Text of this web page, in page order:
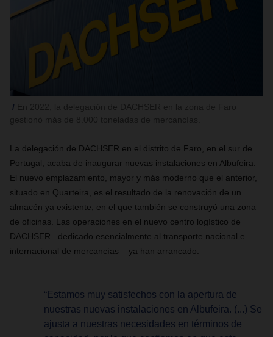
La delegación de DACHSER en el distrito de Faro, en el sur de
Portugal, acaba de inaugurar nuevas instalaciones en Albufeira.
El nuevo emplazamiento, mayor y más moderno que el anterior,
situado en Quarteira, es el resultado de la renovación de un
almacén ya existente, en el que también se construyó una zona
de oficinas. Las operaciones en el nuevo centro logístico de
DACHSER –dedicado esencialmente al transporte nacional e
internacional de mercancías – ya han arrancado.
“Estamos muy satisfechos con la apertura de
nuestras nuevas instalaciones en Albufeira. (...) Se
ajusta a nuestras necesidades en términos de